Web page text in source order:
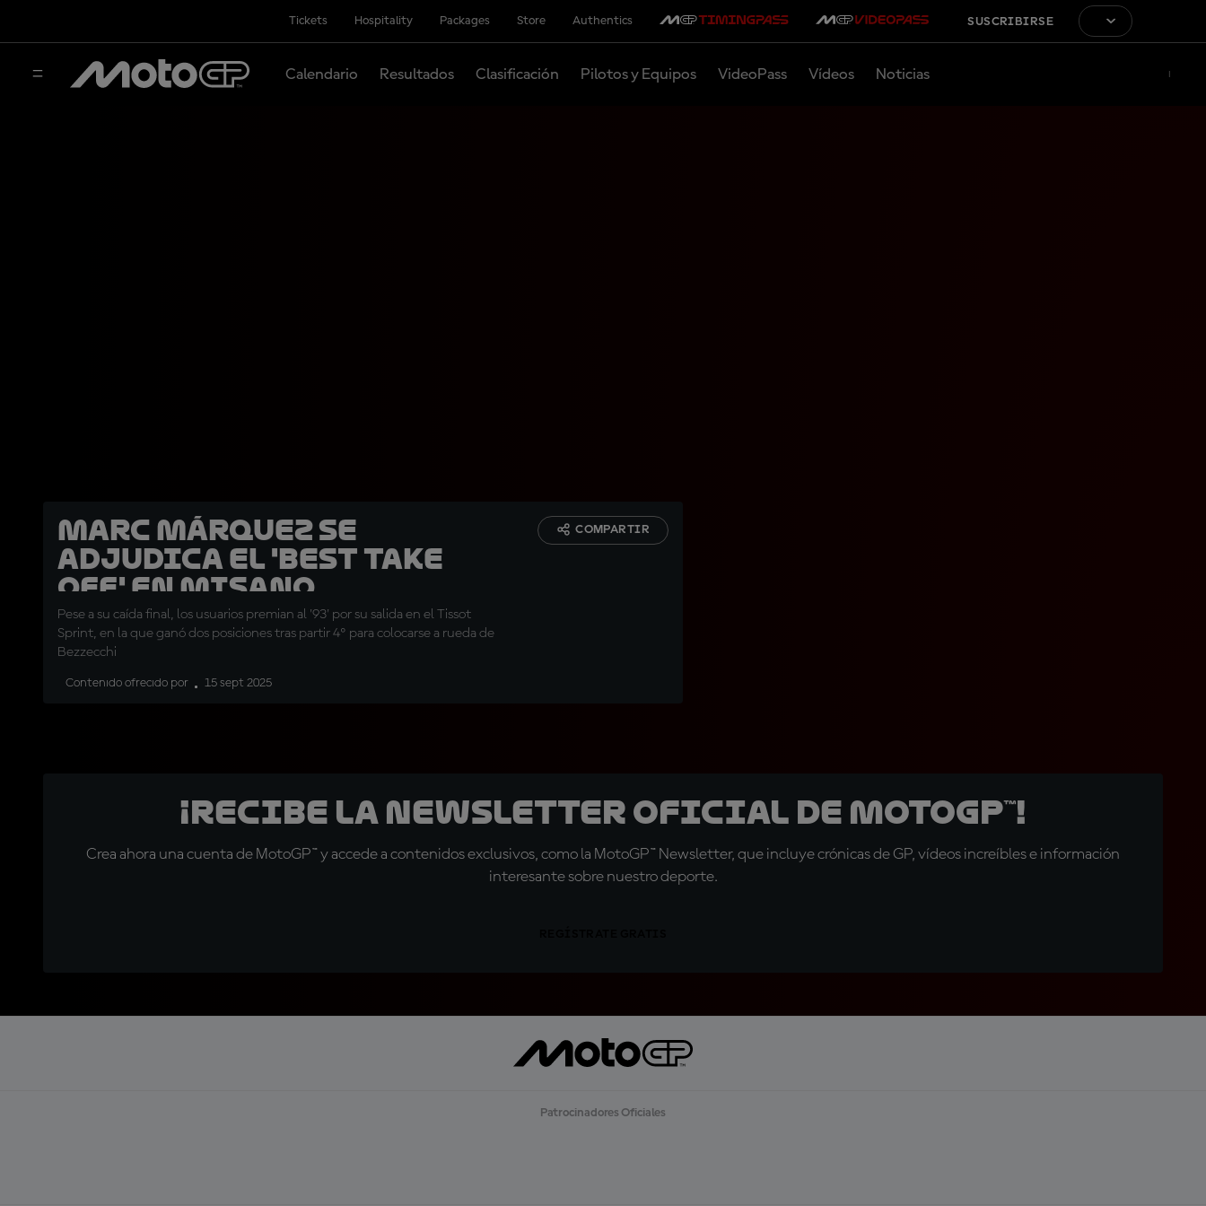
Tickets Hospitality Packages Store Authentics SUSCRIBIRSE
Calendario Resultados Clasificación Pilotos y Equipos VideoPass Vídeos Noticias
Marc Márquez se
adjudica el 'Best Take
Off' en Misano
Pese a su caída final, los usuarios premian al '93' por su salida en el Tissot
Sprint, en la que ganó dos posiciones tras partir 4º para colocarse a rueda de
Bezzecchi
Contenido ofrecido por 15 sept 2025
COMPARTIR
¡Recibe la Newsletter oficial de MotoGP™!
Crea ahora una cuenta de MotoGP™ y accede a contenidos exclusivos, como la MotoGP™ Newsletter, que incluye crónicas de GP, vídeos increíbles e información
interesante sobre nuestro deporte.
Patrocinadores Oficiales